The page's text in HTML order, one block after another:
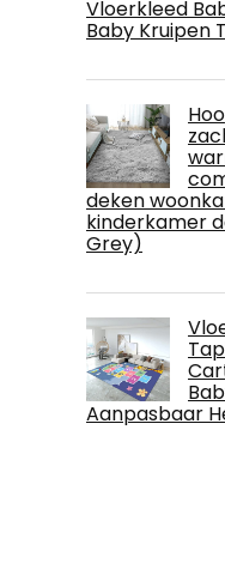
Vloerkleed
Baby Kruipen
deken
kinderkamer
Grey)
Aanpasbaar